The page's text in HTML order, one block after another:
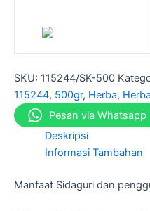
SKU: 115244/SK-500
115244, 500gr, Herba,
Pesan via Whatsapp
Deskripsi
Informasi Tambahan
Manfaat Sidaguri dan